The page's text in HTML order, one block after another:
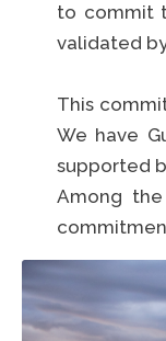
to commit
validated
This
We have
supported
Among